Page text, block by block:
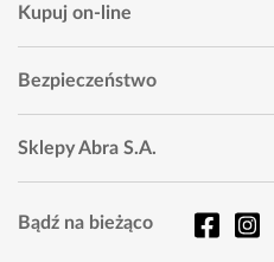
Kupuj on-line
Bezpieczeństwo
Sklepy Abra S.A.
Bądź na bieżąco